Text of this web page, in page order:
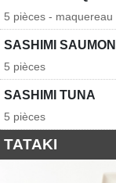
5 pièces -
SASHIMI SAUMON
5 pièces
SASHIMI TUNA
5 pièces
TATAKI